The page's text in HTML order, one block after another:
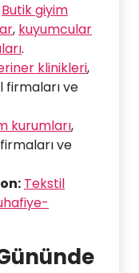
Butik giyim
, kuyumcular
.
klinikleri,
firmaları ve
kurumları,
ve
Tekstil